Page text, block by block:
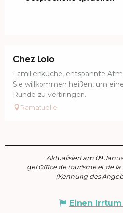
Chez Lolo
Familienküche, entspannte
Sie willkommen heißen, um
Runde zu verbringen.
Ramatuelle
Aktualisiert am 09
gei Office de tourisme et de
(Kennung des
Einen